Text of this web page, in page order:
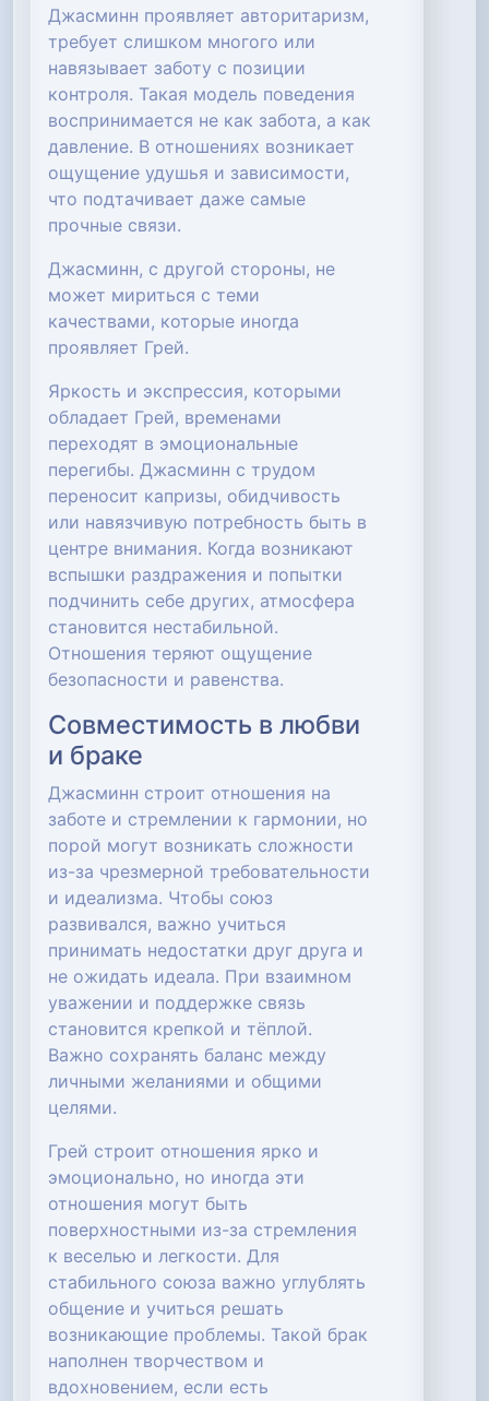
Джасминн проявляет авторитаризм,
требует слишком многого или
навязывает заботу с позиции
контроля. Такая модель поведения
воспринимается не как забота, а как
давление. В отношениях возникает
ощущение удушья и зависимости,
что подтачивает даже самые
прочные связи.
Джасминн, с другой стороны, не
может мириться с теми
качествами, которые иногда
проявляет Грей.
Яркость и экспрессия, которыми
обладает Грей, временами
переходят в эмоциональные
перегибы. Джасминн с трудом
переносит капризы, обидчивость
или навязчивую потребность быть в
центре внимания. Когда возникают
вспышки раздражения и попытки
подчинить себе других, атмосфера
становится нестабильной.
Отношения теряют ощущение
безопасности и равенства.
Совместимость в любви
и браке
Джасминн строит отношения на
заботе и стремлении к гармонии, но
порой могут возникать сложности
из-за чрезмерной требовательности
и идеализма. Чтобы союз
развивался, важно учиться
принимать недостатки друг друга и
не ожидать идеала. При взаимном
уважении и поддержке связь
становится крепкой и тёплой.
Важно сохранять баланс между
личными желаниями и общими
целями.
Грей строит отношения ярко и
эмоционально, но иногда эти
отношения могут быть
поверхностными из-за стремления
к веселью и легкости. Для
стабильного союза важно углублять
общение и учиться решать
возникающие проблемы. Такой брак
наполнен творчеством и
вдохновением, если есть